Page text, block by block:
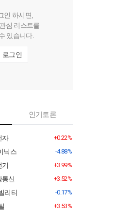
인 하시면,
심 리스트를
있습니다.
로그인
인기토론
자 +0.22%
닉스 -4.88%
기 +3.99%
통신 +3.52%
리티
-0.17%
+3.53%